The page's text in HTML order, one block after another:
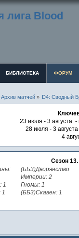
БИБЛИОТЕКА ФОРУМ
Архив матчей» D4: Сводный
23 июля - 3 августа -
28 июля - 3
4
Сезон 13.
1
1
(ББ3)Дворянство
Империи: 2
Гномы: 1
(ББ3)Скавен: 1